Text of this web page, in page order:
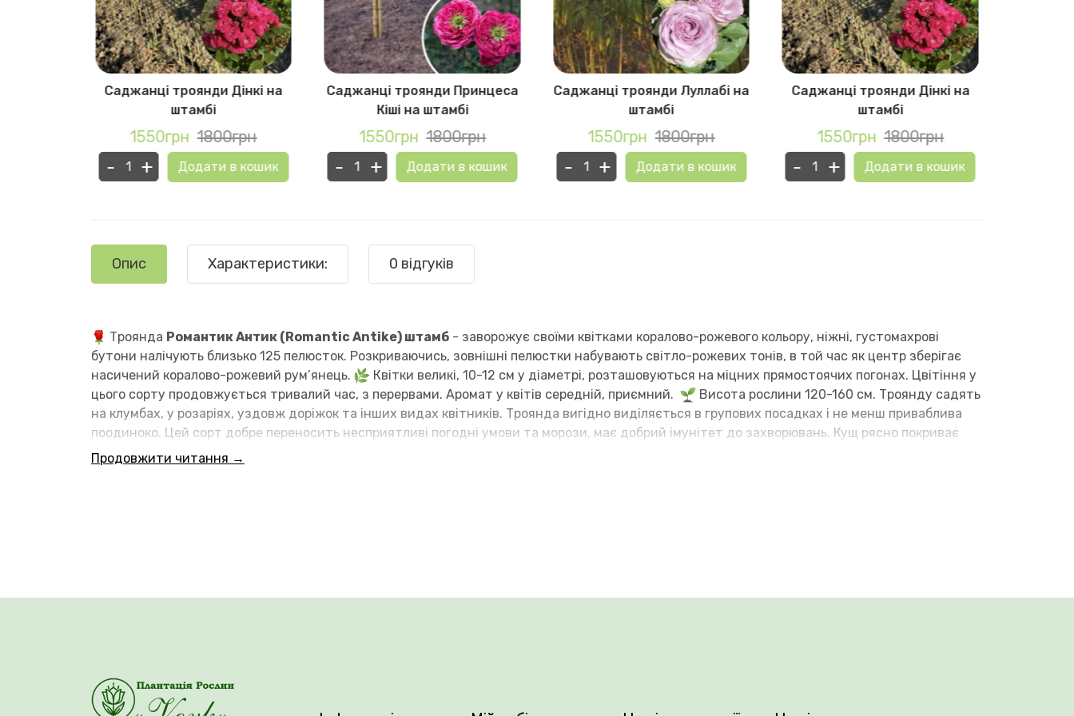
Саджанці троянди Дінкі на
штамбі
1550грн 1800грн
- + Додати в кошик
Саджанці троянди Принцеса
Кіші на штамбі
1550грн 1800грн
- + Додати в кошик
Саджанці троянди Луллабі на
штамбі
1550грн 1800грн
- + Додати в кошик
Саджанці троянди Дінкі на
штамбі
1550грн 1800грн
- + Додати в кошик
Опис Характеристики: 0 відгуків
Троянда Романтик Антик (Romantic Antike) штамб - заворожує своїми квітками коралово-рожевого кольору, ніжні, густомахрові
бутони налічують близько 125 пелюсток. Розкриваючись, зовнішні пелюстки набувають світло-рожевих тонів, в той час як центр зберігає
насичений коралово-рожевий рум’янець.
Квітки великі, 10-12 см у діаметрі, розташовуються на міцних прямостоячих погонах. Цвітіння у
цього сорту продовжується тривалий час, з перервами. Аромат у квітів середній, приємний.
Висота рослини 120-160 см. Троянду садять
на клумбах, у розаріях, уздовж доріжок та інших видах квітників. Троянда вигідно виділяється в групових посадках і не менш приваблива
поодиноко. Цей сорт добре переносить несприятливі погодні умови та морози, має добрий імунітет до захворювань. Кущ рясно покриває
глянсове листя темно-зеленого забарвлення.
Одразу після саджання потрібно забезпечити рясне поливання саджанців, згодом достатньо іноді зволожувати ґрунт. Узимку необхідно
вкрити саджанці агроволокном, щоб захистити рослину. У разі замерзання рослини швидко відновлюються.
Продовжити читання →